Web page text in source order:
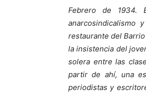
Febrero de 1934.
anarcosindicalismo
restaurante del
la insistencia del
solera entre las
partir de ahí, una
periodistas y